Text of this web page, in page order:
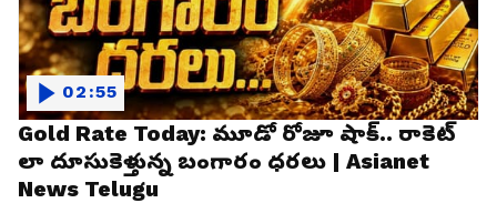
Gold Rate Today: మూడో రోజూ షాక్.. రాకెట్
లా దూసుకెళ్తున్న బంగారం ధరలు | Asianet
News Telugu
02:55